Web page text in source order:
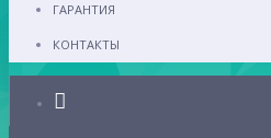
ГАРАНТИЯ
КОНТАКТЫ